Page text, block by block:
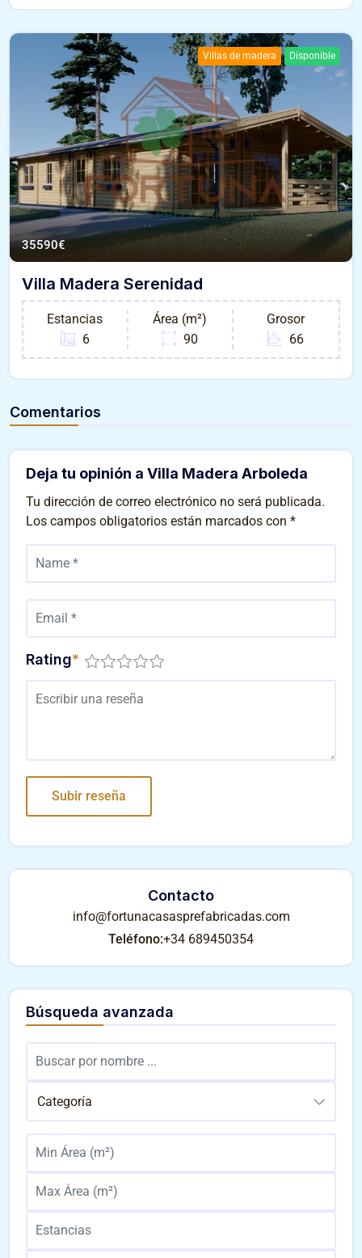
Villas de madera Disponible
35590€
Villa Madera Serenidad
Estancias
6
Área (m²)
90
Grosor
66
Comentarios
Deja tu opinión a Villa Madera Arboleda
Tu dirección de correo electrónico no será publicada.
Los campos obligatorios están marcados con *
Rating*
Contacto
info@fortunacasasprefabricadas.com
Teléfono:+34 689450354
Búsqueda avanzada
Categoría